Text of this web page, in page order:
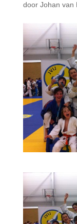
door Johan van